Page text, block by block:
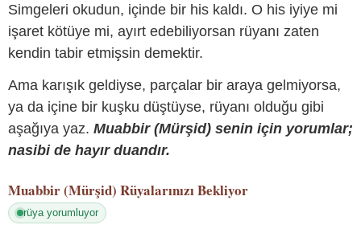
Simgeleri okudun, içinde bir his kaldı. O his iyiye mi
işaret kötüye mi, ayırt edebiliyorsan rüyanı zaten
kendin tabir etmişsin demektir.
Ama karışık geldiyse, parçalar bir araya gelmiyorsa,
ya da içine bir kuşku düştüyse, rüyanı olduğu gibi
aşağıya yaz. Muabbir (Mürşid) senin için yorumlar;
nasibi de hayır duandır.
Muabbir (Mürşid) Rüyalarınızı Bekliyor
rüya yorumluyor